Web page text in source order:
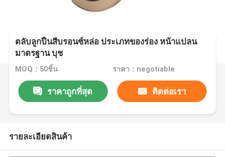
ตลับลูกปืนสีบรอนซ์หล่อ ประเภทของร่อง หน้าแปลน
มาตรฐาน บุช
MOQ：50ชิ้น ราคา：negotiable
ราคาถูกที่สุด ติดต่อเรา
รายละเอียดสินค้า